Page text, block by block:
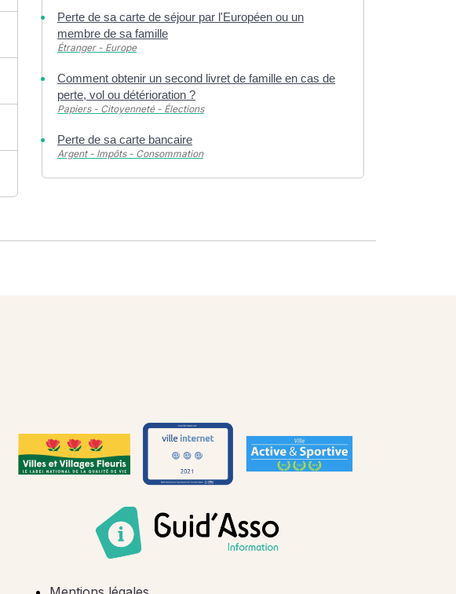
Perte de sa carte de séjour par l'Européen ou un
membre de sa famille
Étranger - Europe
Comment obtenir un second livret de famille en cas de
perte, vol ou détérioration ?
Papiers - Citoyenneté - Élections
Perte de sa carte bancaire
Argent - Impôts - Consommation